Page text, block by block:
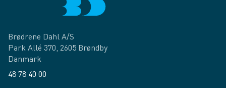
Brødrene Dahl A/S
Park Allé 370, 2605 Brøndby
Danmark
48 78 40 00